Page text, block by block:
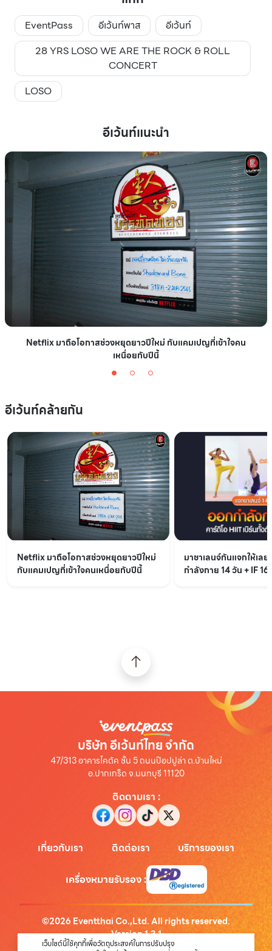
EventPass อีเว้นท์พาส
อีเว้นท์
28 YRS LOSO WE ARE THE ROCK & ROLL
CONCERT
LOSO
อีเว้นท์แนะนำ
Netflix มาถือโอกาสช่วงหยุดยาวปีใหม่ กับแคมเปญที่เข้าใจคน
เหนื่อยกับปีนี้
อีเว้นท์คล้ายกัน
Netflix มาถือโอกาสช่วงหยุดยาวปีใหม่
กับแคมเปญที่เข้าใจคนเหนื่อยกับปีนี้
มาชาเลนจ์กันแจกให้เล
กำลังกาย 14 วัน + IF
บริษัท อีเว้นท์ไทย จำกัด
47/313 อาคารไคตัค ชั้น 5 ถนนป๊อปปูล่า ต.บ้านใหม่
อ.ปากเกร็ด จ.นนทบุรี 11120
ติดตามเรา :
เกี่ยวกับเรา ติดต่อเรา บริการของเรา
เครื่องหมายรับรอง:
©2026 Eventthai Co.,Ltd. All rights reserved.
Version1.3.1
เว็บไซต์นี้ใช้คุกกี้เพื่อวัตถุประสงค์ในการปรับปรุง